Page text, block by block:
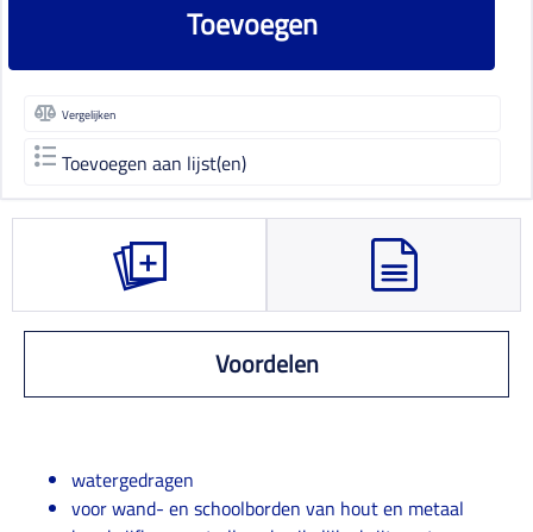
Toevoegen
Vergelijken
Toevoegen aan lijst(en)
Voordelen
watergedragen
voor wand- en schoolborden van hout en metaal